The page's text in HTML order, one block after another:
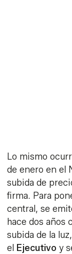
Lo mismo
de enero en el
subida de
firma. Para
central, se
hace dos años
subida de la
el Ejecutivoy